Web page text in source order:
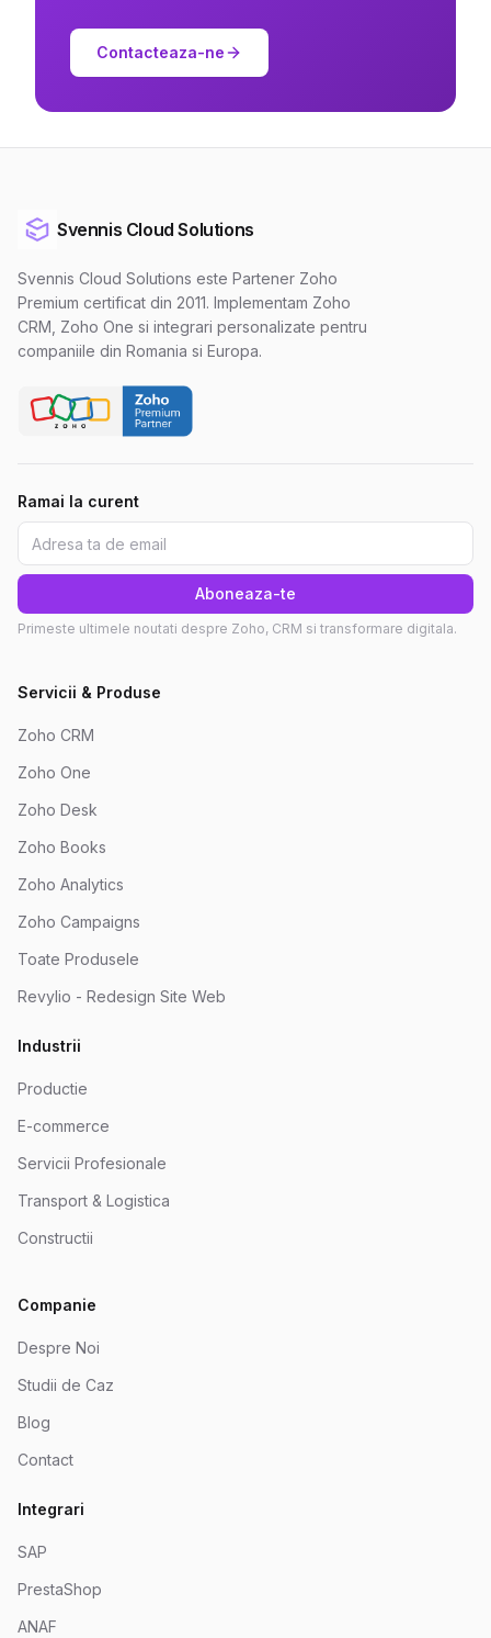
Contacteaza-ne
Svennis Cloud Solutions
Svennis Cloud Solutions este Partener Zoho
Premium certificat din 2011. Implementam Zoho
CRM, Zoho One si integrari personalizate pentru
companiile din Romania si Europa.
Ramai la curent
Aboneaza-te
Primeste ultimele noutati despre Zoho, CRM si transformare digitala.
Servicii & Produse
Zoho CRM
Zoho One
Zoho Desk
Zoho Books
Zoho Analytics
Zoho Campaigns
Toate Produsele
Revylio - Redesign Site Web
Industrii
Productie
E-commerce
Servicii Profesionale
Transport & Logistica
Constructii
Companie
Despre Noi
Studii de Caz
Blog
Contact
Integrari
SAP
PrestaShop
ANAF